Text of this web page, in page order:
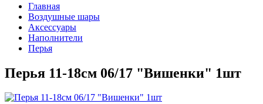
Главная
Воздушные шары
Аксессуары
Наполнители
Перья
Перья 11-18см 06/17 "Вишенки" 1шт